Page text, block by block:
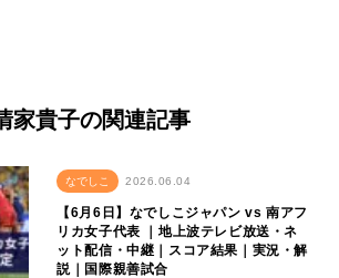
家貴子の関連記事
なでしこ 2026.06.04
【6月6日】なでしこジャパン vs 南アフ
リカ女子代表 ｜地上波テレビ放送・ネ
ット配信・中継｜スコア結果｜実況・解
説｜国際親善試合